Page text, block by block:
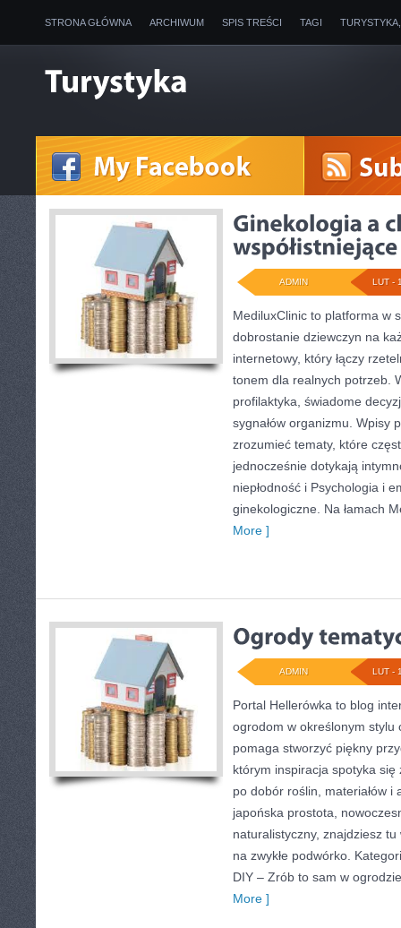
STRONA GŁÓWNA ARCHIWUM SPIS TREŚCI TAGI
LUT -
ADMIN
MediluxClinic to platforma w
dobrostanie dziewczyn na
internetowy, który łączy
tonem dla realnych potrzeb.
profilaktyka, świadome
sygnałów organizmu. Wpisy
zrozumieć tematy, które
jednocześnie dotykają
niepłodność i Psychologia i
ginekologiczne. Na łamach
More ]
LUT -
ADMIN
Portal Hellerówka to blog
ogrodom w określonym stylu
pomaga stworzyć piękny
którym inspiracja spotyka
po dobór roślin, materiałów i
japońska prostota,
naturalistyczny, znajdziesz tu
na zwykłe podwórko.
DIY – Zrób to sam w
More ]